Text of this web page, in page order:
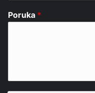
Poruka *